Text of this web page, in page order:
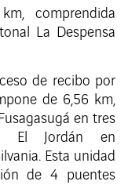
comprendida
La Despensa
de recibo por
de 6,56 km,
en tres
El Jordán en
Esta unidad
de 4 puentes